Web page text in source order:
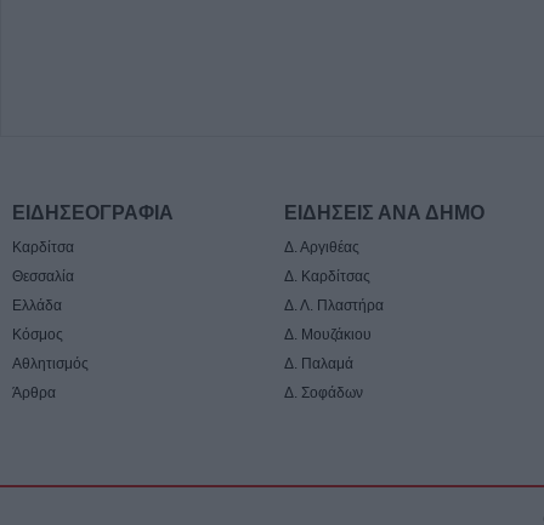
ΕΙΔΗΣΕΟΓΡΑΦΙΑ
Καρδίτσα
Θεσσαλία
Ελλάδα
Κόσμος
Αθλητισμός
Άρθρα
ΕΙΔΗΣΕΙΣ ΑΝΑ ΔΗΜΟ
Δ. Αργιθέας
Δ. Καρδίτσας
Δ. Λ. Πλαστήρα
Δ. Μουζάκιου
Δ. Παλαμά
Δ. Σοφάδων